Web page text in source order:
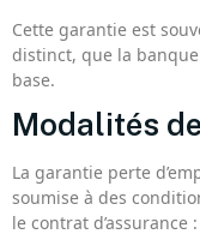
Cette garantie est
distinct, que la
base.
Modalités
La garantie perte
soumise à des
le contrat d’assurance :